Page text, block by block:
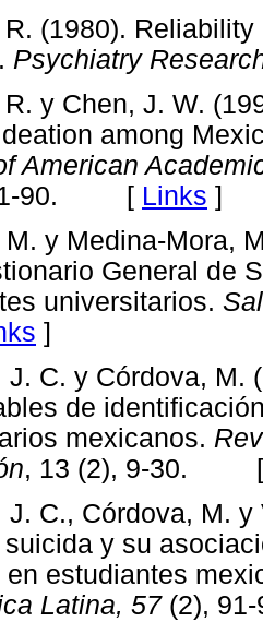
R. (1980).
Psychiatry
R. y Chen, J. W.
among
American
90. [ Links ]
M. y Medina-Mora,
General de
universitarios.
]
J. C. y Córdova, M.
de
mexicanos.
, 13 (2), 9-30.
J. C., Córdova, M.
y su
en estudiantes
Latina, 57(2),